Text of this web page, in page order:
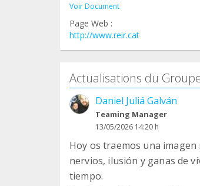
Voir Document
Page Web :
http://www.reir.cat
Actualisations du
Daniel Juliá Galván
Teaming Manager
13/05/2026 14:20 h
Hoy os traemos una imagen
nervios, ilusión y ganas de
tiempo.